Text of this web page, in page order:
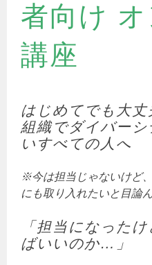
者向け
講座
はじめてでも大丈
組織でダイバー
いすべての人へ
※今は担当じゃないけど
にも取り入れたいと目論
「担当になった
ばいいのか…」